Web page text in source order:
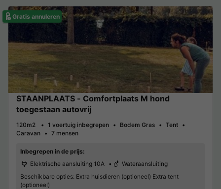
Gratis annuleren
STAANPLAATS - Comfortplaats M hond
toegestaan autovrij
120m2 1 voertuig inbegrepen Bodem Gras
Tent
Caravan
7 mensen
Inbegrepen in de prijs:
Elektrische aansluiting 10A
Wateraansluiting
Beschikbare opties: Extra huisdieren (optioneel) Extra tent
(optioneel)